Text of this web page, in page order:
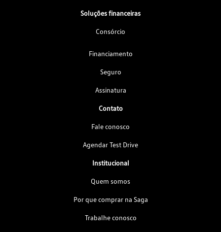
Soluções financeiras
Consórcio
Financiamento
Seguro
Assinatura
Contato
Fale conosco
Agendar Test Drive
Institucional
Quem somos
Por que comprar na Saga
Trabalhe conosco